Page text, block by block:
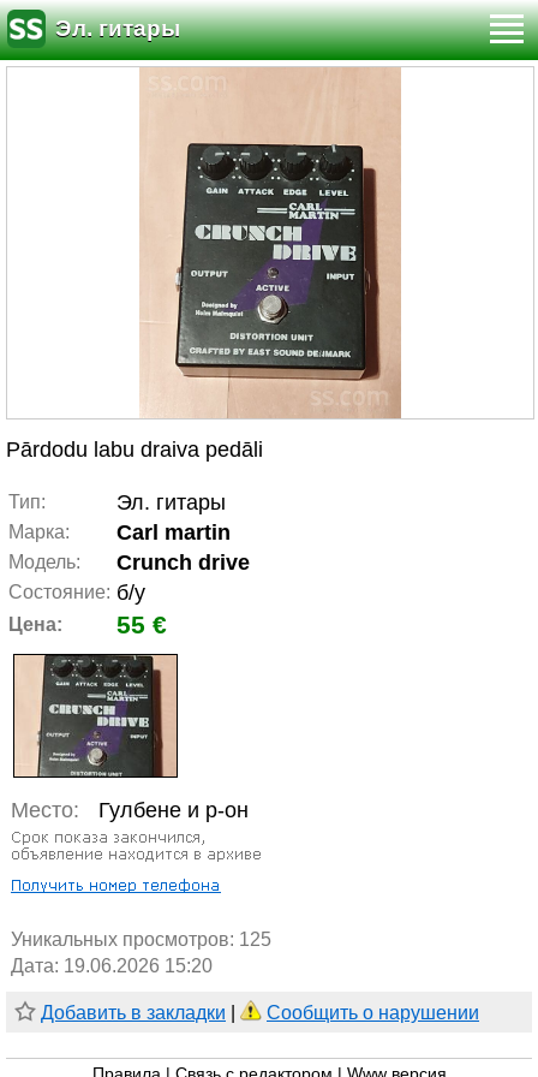
Эл. гитары
Pārdodu labu draiva pedāli
Тип: Эл. гитары
Марка: Carl martin
Модель: Crunch drive
Состояние: б/у
Цена: 55 €
Место: Гулбене и р-он
Уникальных просмотров: 125
Дата: 19.06.2026 15:20
Добавить в закладки Сообщить о нарушении